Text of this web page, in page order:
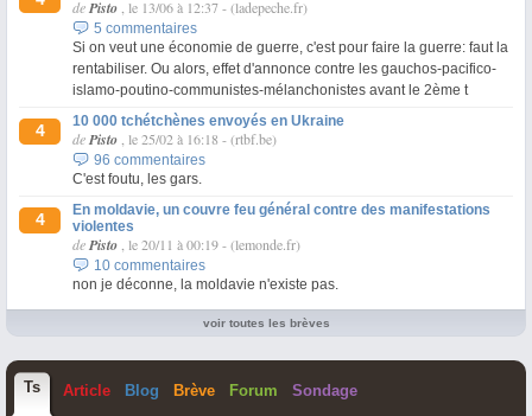
dePisto , le 13/06 à 12:37-(ladepeche.fr)
5 commentaires
Si on veut une économie de guerre, c'est pour faire la guerre: faut la
rentabiliser. Ou alors, effet d'annonce contre les gauchos-pacifico-
islamo-poutino-communistes-mélanchonistes avant le 2ème t
4 10 000 tchétchènes envoyés en Ukraine
dePisto , le 25/02 à 16:18 -(rtbf.be)
96 commentaires
C'est foutu, les gars.
4
En moldavie, un couvre feu général contre des manifestations
violentes
dePisto , le 20/11 à 00:19-(lemonde.fr)
10 commentaires
non je déconne, la moldavie n'existe pas.
voir toutes les brèves
Ts Article Blog Brève Forum Sondage